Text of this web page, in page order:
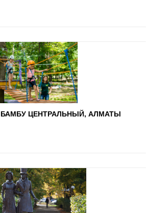
ЦЕНТРАЛЬНЫЙ, АЛМАТЫ